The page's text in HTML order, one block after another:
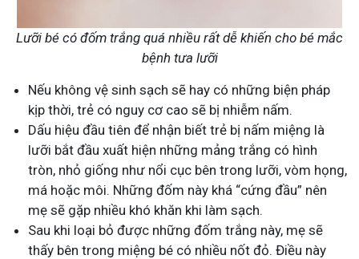
Lưỡi bé có đốm trắng quá nhiều rất dễ khiến cho bé mắc
bệnh tưa lưỡi
Nếu không vệ sinh sạch sẽ hay có những biện pháp
kịp thời, trẻ có nguy cơ cao sẽ bị nhiễm nấm.
Dấu hiệu đầu tiên để nhận biết trẻ bị nấm miệng là
lưỡi bắt đầu xuất hiện những mảng trắng có hình
tròn, nhỏ giống như nổi cục bên trong lưỡi, vòm họng,
má hoặc môi. Những đốm này khá “cứng đầu” nên
mẹ sẽ gặp nhiều khó khăn khi làm sạch.
Sau khi loại bỏ được những đốm trắng này, mẹ sẽ
thấy bên trong miệng bé có nhiều nốt đỏ. Điều này